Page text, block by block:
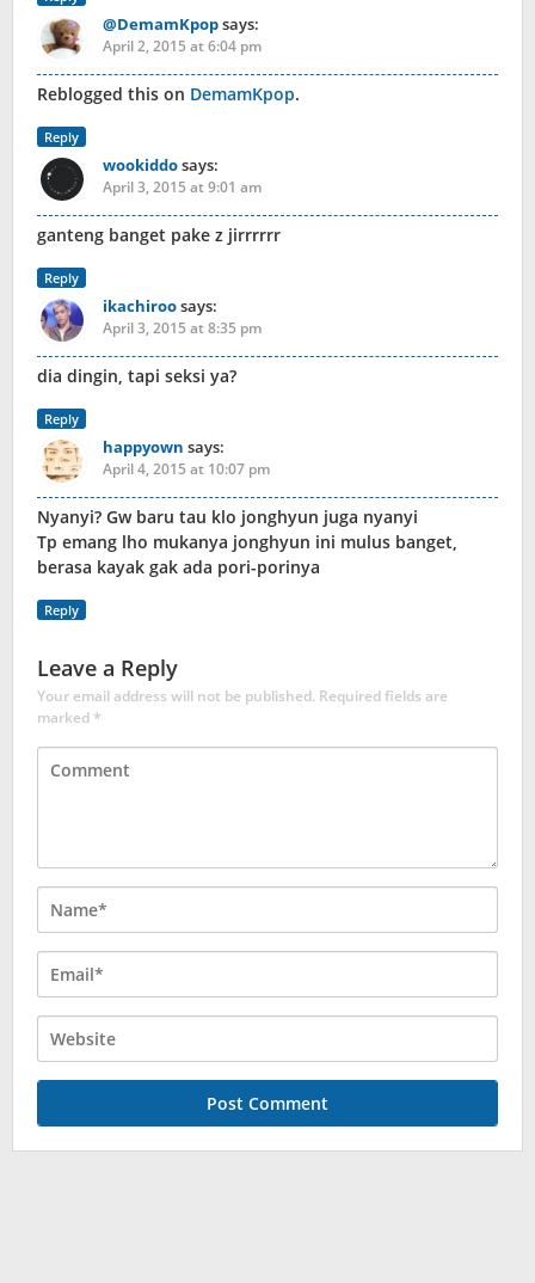
@DemamKpopsays:
April 2, 2015 at 6:04 pm
Reblogged this on DemamKpop.
Reply
wookiddosays:
April 3, 2015 at 9:01 am
ganteng banget pake z jirrrrrr
Reply
ikachiroosays:
April 3, 2015 at 8:35 pm
dia dingin, tapi seksi ya?
Reply
happyown says:
April 4, 2015 at 10:07 pm
Nyanyi? Gw baru tau klo jonghyun juga nyanyi
Tp emang lho mukanya jonghyun ini mulus banget,
berasa kayak gak ada pori-porinya
Reply
Leave a Reply
Your email address will not be published. Required fields are
marked*